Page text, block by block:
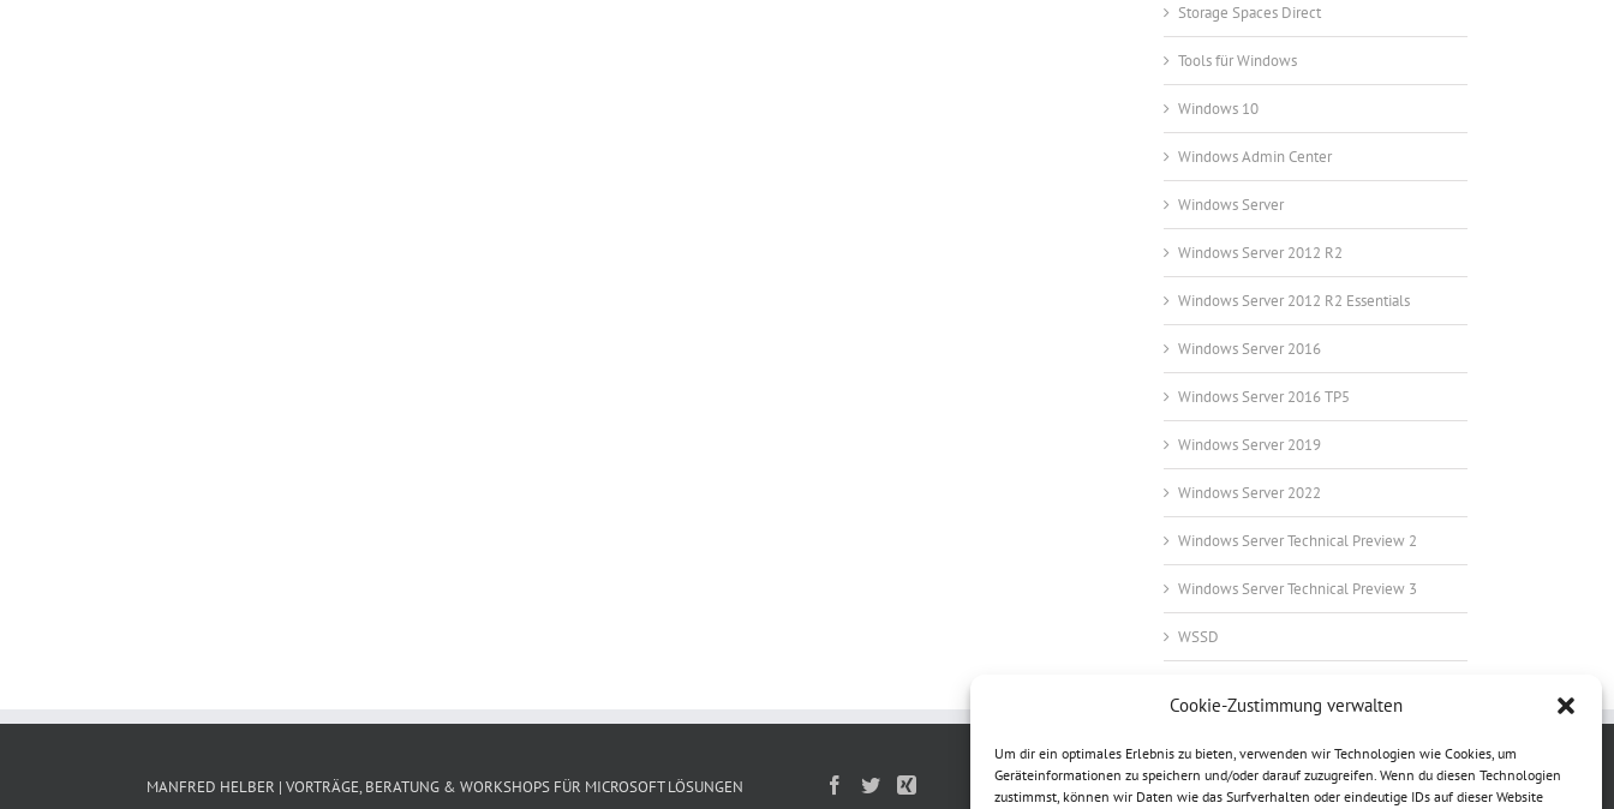
Cookie-Zustimmung verwalten
Um dir ein optimales Erlebnis zu bieten, verwenden wir Technologien wie Cookies, um
Geräteinformationen zu speichern und/oder darauf zuzugreifen. Wenn du diesen Technologien
zustimmst, können wir Daten wie das Surfverhalten oder eindeutige IDs auf dieser Website
Storage Spaces Direct
Tools für Windows
Windows 10
Windows Admin Center
Windows Server
Windows Server 2012 R2
Windows Server 2012 R2 Essentials
Windows Server 2016
Windows Server 2016 TP5
Windows Server 2019
Windows Server 2022
Windows Server Technical Preview 2
Windows Server Technical Preview 3
WSSD
MANFRED HELBER | VORTRÄGE, BERATUNG & WORKSHOPS FÜR MICROSOFT LÖSUNGEN